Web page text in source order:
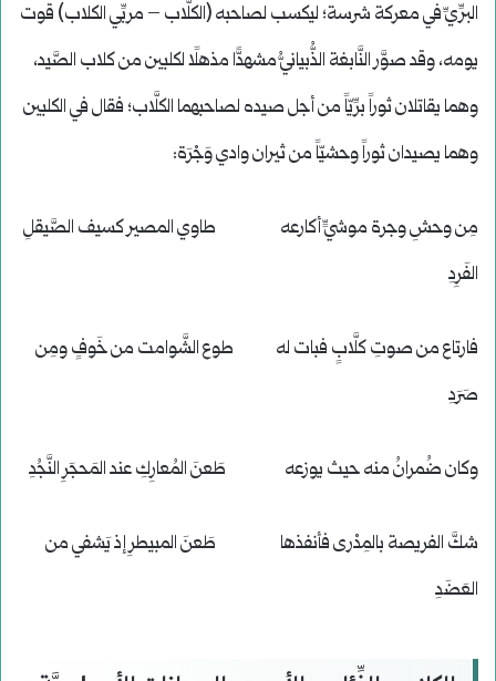
البرِّيِّ في معركة شرسة؛ ليكسب لصاحبه (الكلَّاب – مربِّي الكلاب) قوت
يومه، وقد صوَّر النَّابغة الذُّبيانيُّ مشهدًّا مذهلًا لكلبين من كلاب الصَّيد،
وهما يقاتلان ثوراً برِّيّاً من أجل صيده لصاحبهما الكلَّاب؛ فقال في الكلبين
وهما يصيدان ثوراً وحشيّاً من ثيران وادي وَجْرَة:
مِن وحشِ وجرة موشيٍّ أكارعه طاوي المصير كسيف الصَّيقلِ
الفَرِدِ
فارتاع من صوتِ كلَّابٍ فبات له طوع الشَّوامت من خَوفٍ ومِن
صَرَدِ
وكان ضُمرانُ منه حيث يوزعه طَعنَ المُعارِكِ عند المَحجَرِ النَّجُدِ
شكَّ الفريصة بالمِدْرى فأنفذها طَعنَ المبيطرِ إذ يَشفي من
العَضَدِ